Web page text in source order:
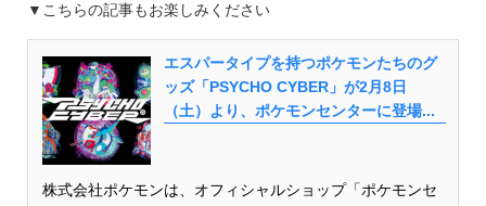
▼こちらの記事もお楽しみください
エスパータイプを持つポケモンたちのグ
ッズ「PSYCHO CYBER」が2月8日
（土）より、ポケモンセンターに登場...
株式会社ポケモンは、オフィシャルショップ「ポケモンセ